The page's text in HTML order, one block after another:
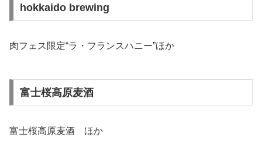
hokkaido brewing
肉フェス限定“ラ・フランスハニー”ほか
富士桜高原麦酒
富士桜高原麦酒 ほか